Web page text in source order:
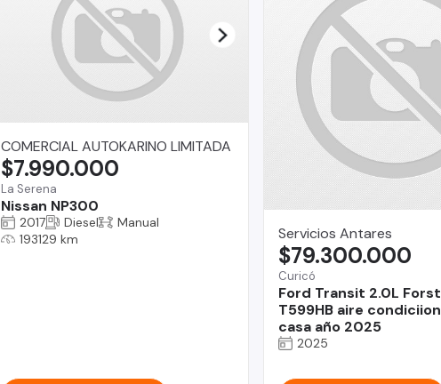
COMERCIAL AUTOKARINO LIMITADA
La Serena
Nissan NP300
$7.990.000
2017 Diesel
Manual
193129 km
Servicios Antares
Curicó
Ford Transit 2.0L
T599HB aire
casa año 2025
$79.300.000
2025